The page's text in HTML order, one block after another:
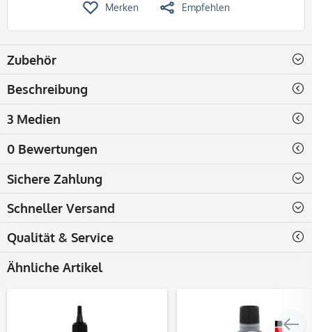
Merken Empfehlen
Zubehör
Beschreibung
3 Medien
0 Bewertungen
Sichere Zahlung
Schneller Versand
Qualität & Service
Ähnliche Artikel